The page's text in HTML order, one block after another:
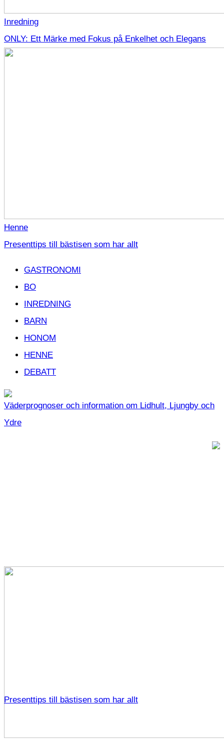
Inredning
ONLY: Ett Märke med Fokus på Enkelhet och Elegans
Henne
Presenttips till bästisen som har allt
GASTRONOMI
BO
INREDNING
BARN
HONOM
HENNE
DEBATT
Väderprognoser och information om Lidhult, Ljungby och
Ydre
Presenttips till bästisen som har allt